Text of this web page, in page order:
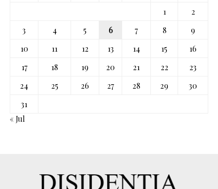
1
2
3
4 5 6 7 8
9
10
11 12 13 14 15
16
17
18 19 20 21 22
23
24
25 26 27 28 29
30
31
« Jul